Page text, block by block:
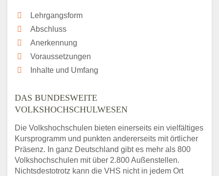
Lehrgangsform
Abschluss
Anerkennung
Voraussetzungen
Inhalte und Umfang
DAS BUNDESWEITE
VOLKSHOCHSCHULWESEN
Die Volkshochschulen bieten einerseits ein vielfältiges
Kursprogramm und punkten andererseits mit örtlicher
Präsenz. In ganz Deutschland gibt es mehr als 800
Volkshochschulen mit über 2.800 Außenstellen.
Nichtsdestotrotz kann die VHS nicht in jedem Ort